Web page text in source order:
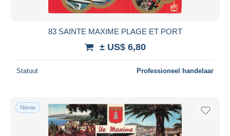
83 SAINTE MAXIME PLAGE ET PORT
± US$ 6,80
Statuut Professioneel handelaar
Nieuw